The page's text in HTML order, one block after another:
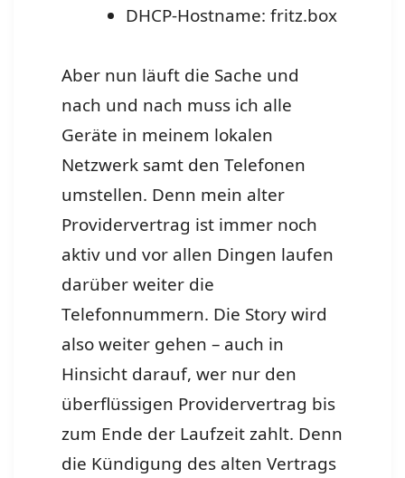
DHCP-Hostname: fritz.box
Aber nun läuft die Sache und
nach und nach muss ich alle
Geräte in meinem lokalen
Netzwerk samt den Telefonen
umstellen. Denn mein alter
Providervertrag ist immer noch
aktiv und vor allen Dingen laufen
darüber weiter die
Telefonnummern. Die Story wird
also weiter gehen – auch in
Hinsicht darauf, wer nur den
überflüssigen Providervertrag bis
zum Ende der Laufzeit zahlt. Denn
die Kündigung des alten Vertrags